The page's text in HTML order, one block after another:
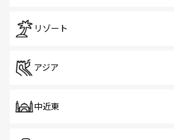
リゾート
アジア
中近東